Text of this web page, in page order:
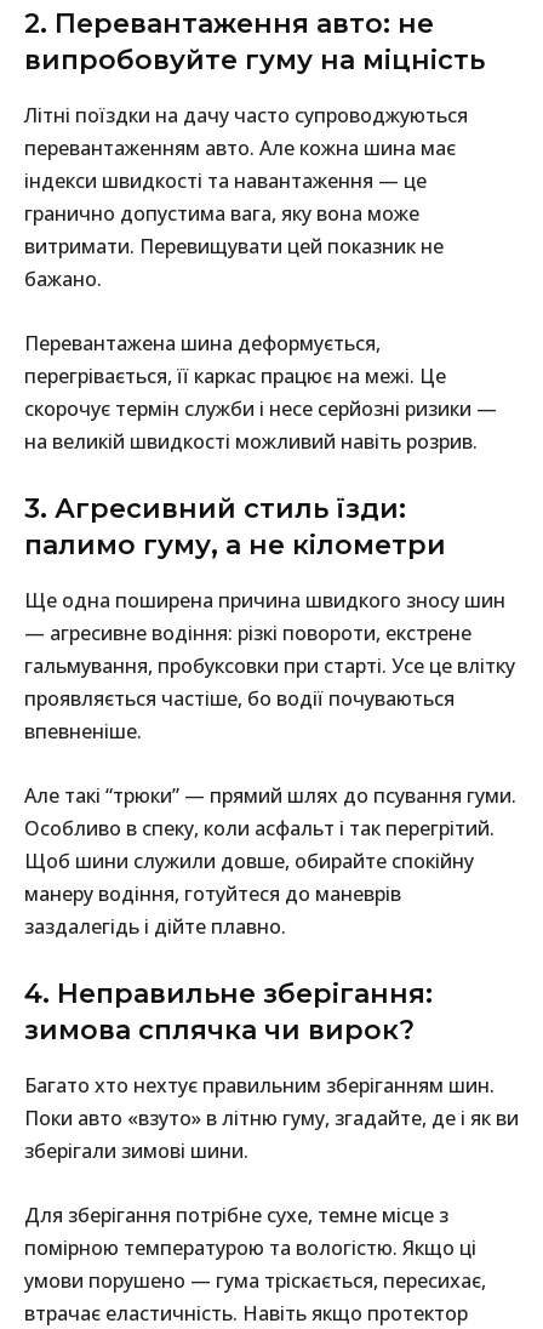
2. Перевантаження авто: не
випробовуйте гуму на міцність
Літні поїздки на дачу часто супроводжуються
перевантаженням авто. Але кожна шина має
індекси швидкості та навантаження — це
гранично допустима вага, яку вона може
витримати. Перевищувати цей показник не
бажано.
Перевантажена шина деформується,
перегрівається, її каркас працює на межі. Це
скорочує термін служби і несе серйозні ризики —
на великій швидкості можливий навіть розрив.
3. Агресивний стиль їзди:
палимо гуму, а не кілометри
Ще одна поширена причина швидкого зносу шин
— агресивне водіння: різкі повороти, екстрене
гальмування, пробуксовки при старті. Усе це влітку
проявляється частіше, бо водії почуваються
впевненіше.
Але такі “трюки” — прямий шлях до псування гуми.
Особливо в спеку, коли асфальт і так перегрітий.
Щоб шини служили довше, обирайте спокійну
манеру водіння, готуйтеся до маневрів
заздалегідь і дійте плавно.
4. Неправильне зберігання:
зимова сплячка чи вирок?
Багато хто нехтує правильним зберіганням шин.
Поки авто «взуто» в літню гуму, згадайте, де і як ви
зберігали зимові шини.
Для зберігання потрібне сухе, темне місце з
помірною температурою та вологістю. Якщо ці
умови порушено — гума тріскається, пересихає,
втрачає еластичність. Навіть якщо протектор